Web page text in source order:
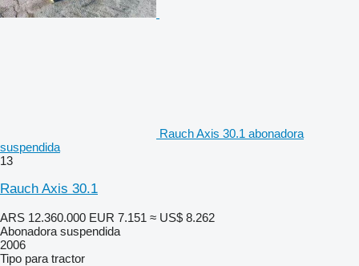
Rauch Axis 30.1 abonadora
suspendida
13
Rauch Axis 30.1
ARS 12.360.000 EUR 7.151 ≈ US$ 8.262
Abonadora suspendida
2006
Tipo para tractor